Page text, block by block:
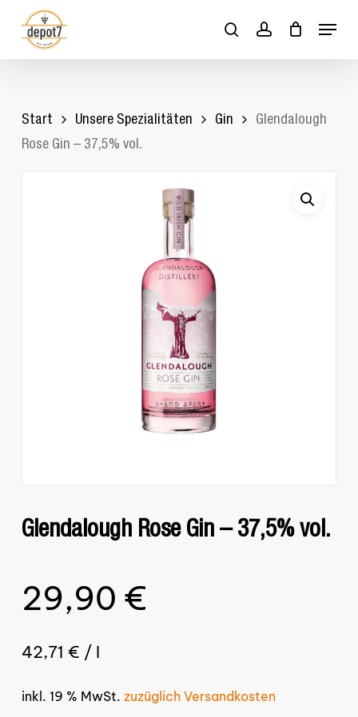
main
searchaccount
Menu
Close
Start Unsere Spezialitäten Gin
Glendalough
Rose Gin – 37,5% vol.
Glendalough Rose Gin – 37,5% vol.
29,90 €
42,71 € / l
inkl. 19 % MwSt. zuzüglich Versandkosten